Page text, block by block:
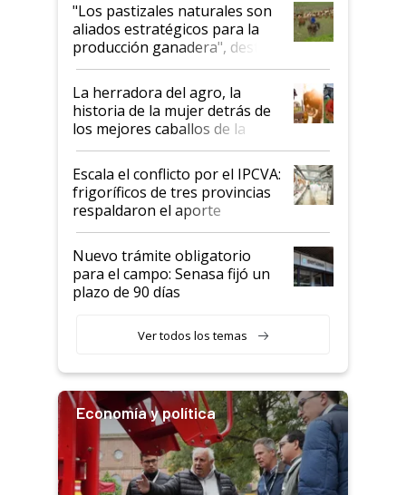
para el agro en Argentina, con
foco en la carne
"Los pastizales naturales son
aliados estratégicos para la
producción ganadera", destaca
la iniciativa que ya reúne a 46
establecimientos en Argentina
La herradora del agro, la
historia de la mujer detrás de
los mejores caballos de la
Argentina y los mitos que
todavía hacen sufrir a estos
animales: "Mientras me
descalificaban, yo seguí
haciendo currículum"
Escala el conflicto por el IPCVA:
frigoríficos de tres provincias
respaldaron el aporte
obligatorio
Nuevo trámite obligatorio
para el campo: Senasa fijó un
plazo de 90 días
Ver todos los temas
Economía y política